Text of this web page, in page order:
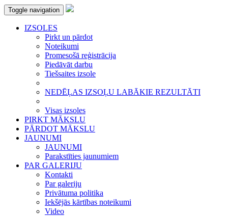
Toggle navigation
IZSOLES
Pirkt un pārdot
Noteikumi
Promesošā reģistrācija
Piedāvāt darbu
Tiešsaites izsole
NEDĒĻAS IZSOĻU LABĀKIE REZULTĀTI
Visas izsoles
PIRKT MĀKSLU
PĀRDOT MĀKSLU
JAUNUMI
JAUNUMI
Parakstīties jaunumiem
PAR GALERIJU
Kontakti
Par galeriju
Privātuma politika
Iekšējās kārtības noteikumi
Video